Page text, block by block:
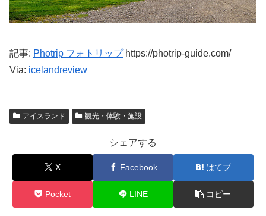
記事: Photrip フォトリップhttps://photrip-guide.com/
Via: icelandreview
アイスランド 観光・体験・施設
シェアする
X Facebook はてブ
Pocket LINE コピー